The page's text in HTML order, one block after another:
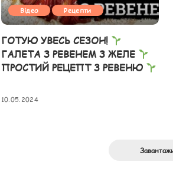
Відео Рецепти
ГОТУЮ УВЕСЬ СЕЗОН!
ГАЛЕТА З РЕВЕНЕМ З ЖЕЛЕ
ПРОСТИЙ РЕЦЕПТ З РЕВЕНЮ
10.05.2024